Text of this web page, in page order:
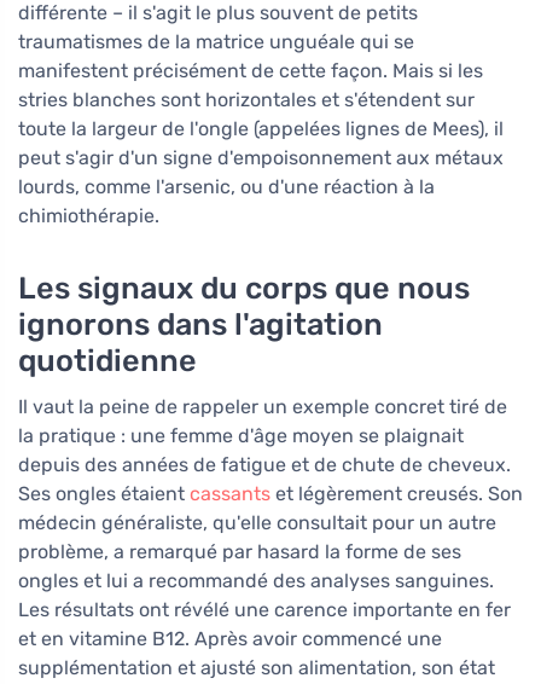
différente – il s'agit le plus souvent de petits
traumatismes de la matrice unguéale qui se
manifestent précisément de cette façon. Mais si les
stries blanches sont horizontales et s'étendent sur
toute la largeur de l'ongle (appelées lignes de Mees), il
peut s'agir d'un signe d'empoisonnement aux métaux
lourds, comme l'arsenic, ou d'une réaction à la
chimiothérapie.
Les signaux du corps que nous
ignorons dans l'agitation
quotidienne
Il vaut la peine de rappeler un exemple concret tiré de
la pratique : une femme d'âge moyen se plaignait
depuis des années de fatigue et de chute de cheveux.
Ses ongles étaient cassants et légèrement creusés. Son
médecin généraliste, qu'elle consultait pour un autre
problème, a remarqué par hasard la forme de ses
ongles et lui a recommandé des analyses sanguines.
Les résultats ont révélé une carence importante en fer
et en vitamine B12. Après avoir commencé une
supplémentation et ajusté son alimentation, son état